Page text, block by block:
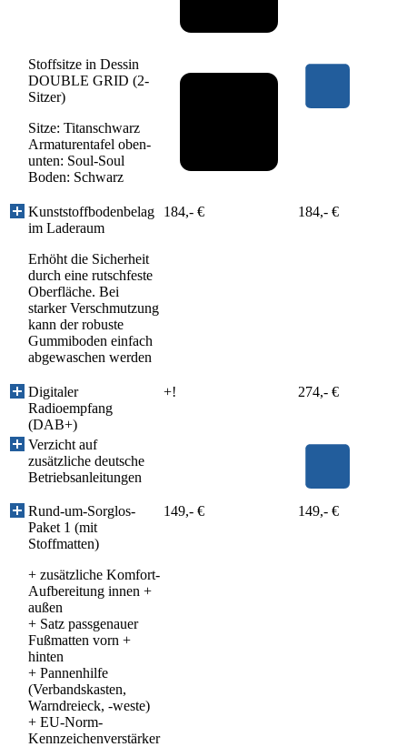
Stoffsitze in Dessin
DOUBLE GRID (2-
Sitzer)
Sitze: Titanschwarz
Armaturentafel oben-
unten: Soul-Soul
Boden: Schwarz
Kunststoffbodenbelag
im Laderaum
Erhöht die Sicherheit
durch eine rutschfeste
Oberfläche. Bei
starker Verschmutzung
kann der robuste
Gummiboden einfach
abgewaschen werden
184,- € 184,- €
Digitaler
Radioempfang
(DAB+)
+! 274,- €
Verzicht auf
zusätzliche deutsche
Betriebsanleitungen
Rund-um-Sorglos-
Paket 1 (mit
Stoffmatten)
+ zusätzliche Komfort-
Aufbereitung innen +
außen
+ Satz passgenauer
Fußmatten vorn +
hinten
+ Pannenhilfe
(Verbandskasten,
Warndreieck, -weste)
+ EU-Norm-
Kennzeichenverstärker
149,- € 149,- €